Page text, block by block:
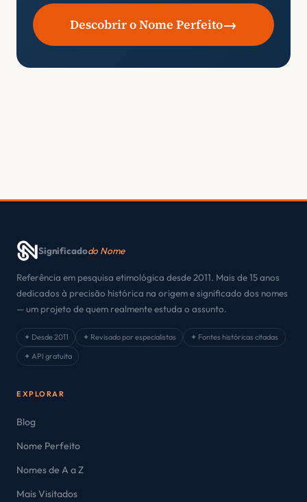
Descobrir o Nome Perfeito→
Significadodo Nome
Referência em pesquisa etimológica desde 2011. Mais de 15 anos
dedicados à precisão histórica na origem e significado dos nomes
— um projeto de quem realmente estuda o assunto.
✦ Desde 2011 ✦ Revisado por especialistas
✦ Fontes históricas citadas
✦ API gratuita
EXPLORAR
Blog
Nome Perfeito
Nomes de A a Z
Mais Visitados